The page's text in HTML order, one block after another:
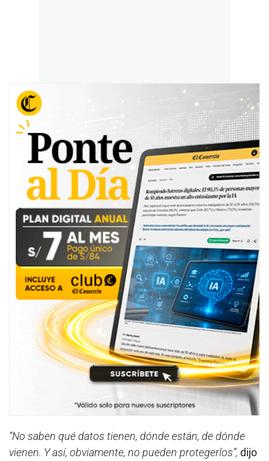
“No saben qué datos tienen, dónde están, de dónde
vienen. Y así, obviamente, no pueden protegerlos”, dijo